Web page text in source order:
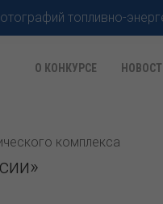
топливно-
О КОНКУРСЕ
комплекса